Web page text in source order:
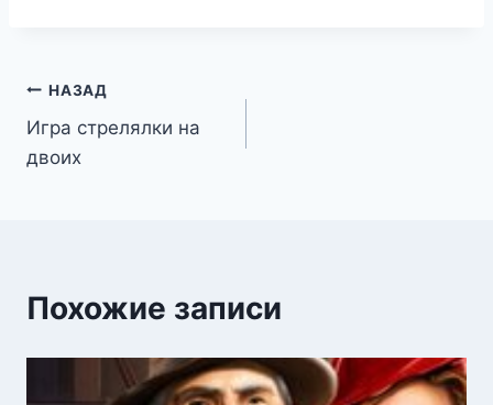
Навигация
по
НАЗАД
Игра стрелялки на
двоих
Похожие записи